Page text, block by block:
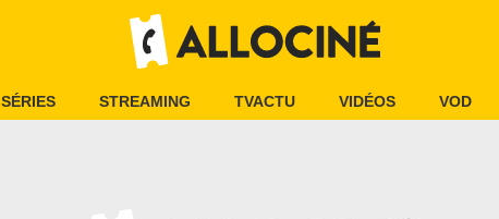
SÉRIES STREAMING TVACTU VIDÉOS VOD